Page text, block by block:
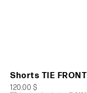
Shorts TIE FRONT
120.00 $